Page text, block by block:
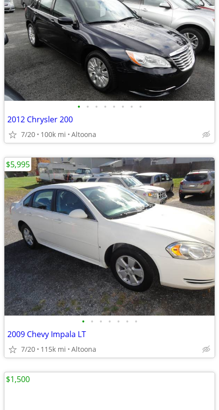
• • • • • • • •
2012 Chrysler 200
7/20 100k mi Altoona
• • • • • • •
2009 Chevy Impala LT
7/20 115k mi Altoona
$5,995
$1,500